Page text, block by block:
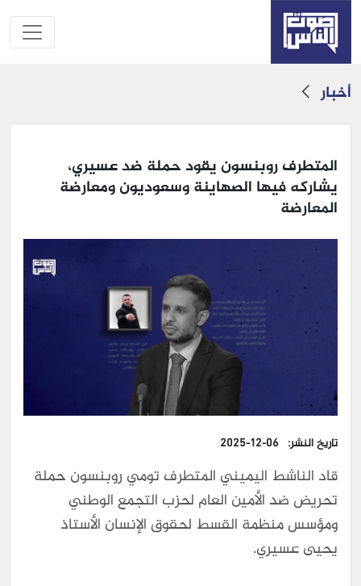
أخبار
المتطرف روبنسون يقود حملة ضد عسيري،
يشاركه فيها الصهاينة وسعوديون ومعارضة
المعارضة
تاريخ النشر: 2025-12-06
قاد الناشط اليميني المتطرف تومي روبنسون حملة
تحريض ضد الأمين العام لحزب التجمع الوطني
ومؤسس منظمة القسط لحقوق الإنسان الأستاذ
يحيى عسيري.